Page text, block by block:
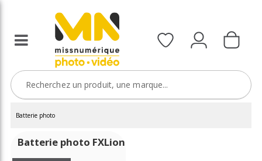
Batterie photo
Batterie photo FXLion